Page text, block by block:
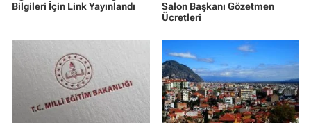
Bilgileri İçin Link Yayınlandı
Salon Başkanı Gözetmen
Ücretleri